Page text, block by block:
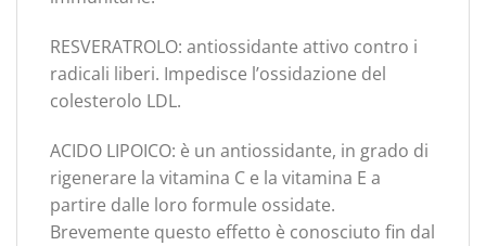
RESVERATROLO: antiossidante attivo contro i
radicali liberi. Impedisce l’ossidazione del
colesterolo LDL.
ACIDO LIPOICO: è un antiossidante, in grado di
rigenerare la vitamina C e la vitamina E a
partire dalle loro formule ossidate.
Brevemente questo effetto è conosciuto fin dal